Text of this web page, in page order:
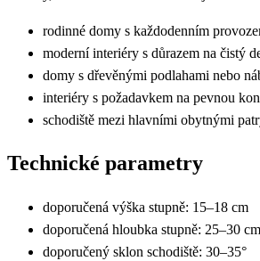
rodinné domy s každodenním
moderní interiéry s důrazem na čistý
domy s dřevěnými podlahami nebo
interiéry s požadavkem na pevnou
schodiště mezi hlavními obytnými
Technické parametry
doporučená výška stupně: 15–18 cm
doporučená hloubka stupně: 25–30 cm
doporučený sklon schodiště: 30–35°